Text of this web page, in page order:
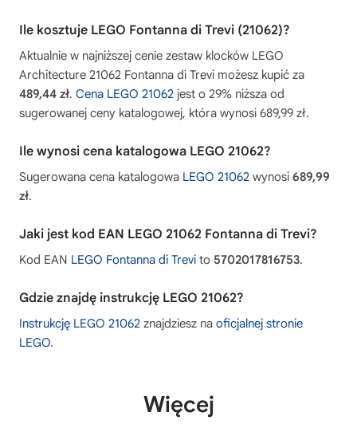
Ile kosztuje LEGO Fontanna di Trevi (21062)?
Aktualnie w najniższej cenie zestaw klocków LEGO
Architecture 21062 Fontanna di Trevi możesz kupić za
489,44 zł. Cena LEGO 21062 jest o 29% niższa od
sugerowanej ceny katalogowej, która wynosi 689,99 zł.
Ile wynosi cena katalogowa LEGO 21062?
Sugerowana cena katalogowa LEGO 21062 wynosi 689,99
zł.
Jaki jest kod EAN LEGO 21062 Fontanna di Trevi?
Kod EAN LEGO Fontanna di Trevi to 5702017816753.
Gdzie znajdę instrukcję LEGO 21062?
Instrukcję LEGO 21062 znajdziesz na oficjalnej stronie
LEGO.
Więcej